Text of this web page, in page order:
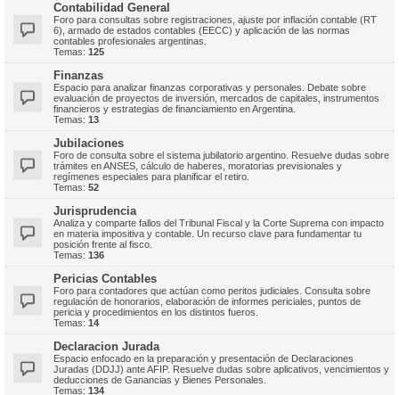
Contabilidad General
Foro para consultas sobre registraciones, ajuste por inflación contable (RT
6), armado de estados contables (EECC) y aplicación de las normas
contables profesionales argentinas.
Temas: 125
Finanzas
Espacio para analizar finanzas corporativas y personales. Debate sobre
evaluación de proyectos de inversión, mercados de capitales, instrumentos
financieros y estrategias de financiamiento en Argentina.
Temas: 13
Jubilaciones
Foro de consulta sobre el sistema jubilatorio argentino. Resuelve dudas sobre
trámites en ANSES, cálculo de haberes, moratorias previsionales y
regímenes especiales para planificar el retiro.
Temas: 52
Jurisprudencia
Analiza y comparte fallos del Tribunal Fiscal y la Corte Suprema con impacto
en materia impositiva y contable. Un recurso clave para fundamentar tu
posición frente al fisco.
Temas: 136
Pericias Contables
Foro para contadores que actúan como peritos judiciales. Consulta sobre
regulación de honorarios, elaboración de informes periciales, puntos de
pericia y procedimientos en los distintos fueros.
Temas: 14
Declaracion Jurada
Espacio enfocado en la preparación y presentación de Declaraciones
Juradas (DDJJ) ante AFIP. Resuelve dudas sobre aplicativos, vencimientos y
deducciones de Ganancias y Bienes Personales.
Temas: 134